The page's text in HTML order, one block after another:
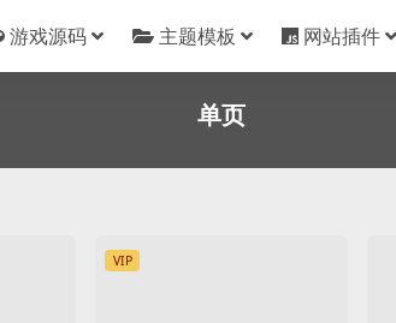
游戏源码 主题模板 网站插件
单页
VIP